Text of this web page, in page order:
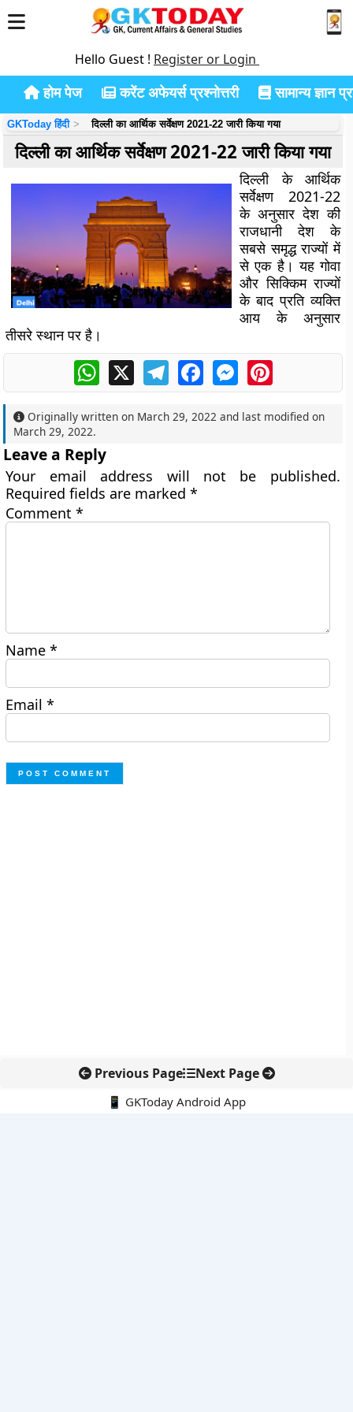
Hello Guest ! Register or Login
होम पेज करेंट अफेयर्स प्रश्नोत्तरी सामान्य ज्ञान
GKToday हिंदी दिल्ली का आर्थिक सर्वेक्षण 2021-22 जारी किया गया
दिल्ली का आर्थिक सर्वेक्षण 2021-22 जारी किया गया
दिल्ली के आर्थिक
सर्वेक्षण 2021-22
के अनुसार देश की
राजधानी देश के
सबसे समृद्ध राज्यों में
से एक है।यह गोवा
और सिक्किम राज्यों
के बाद प्रति व्यक्ति
आय के अनुसार
तीसरे स्थान पर है।
WhatsApp
X TelegramFacebookMessengerPinterest
Originally written on March 29, 2022 and last modified on
March 29, 2022.
Leave a Reply
Your email address will not be published.
Required fields are marked*
Comment*
Name*
Email*
Previous Page Next Page
📱 GKToday Android App